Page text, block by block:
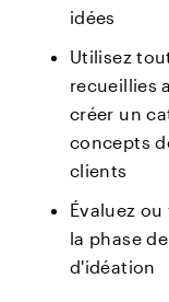
idées
Utilisez
recueillies
créer un
concepts
clients
Évaluez
la phase
d'idéation